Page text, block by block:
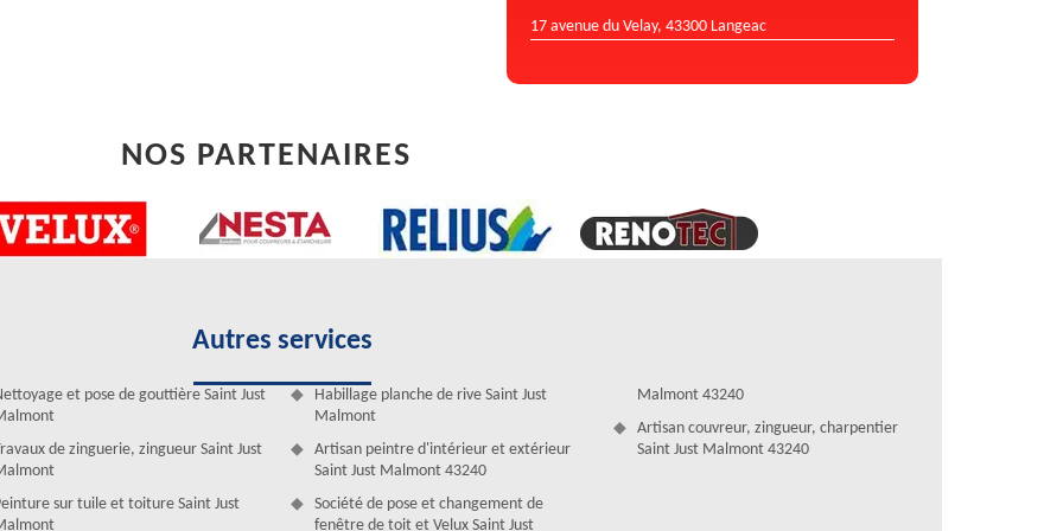
43240 ? L’entreprise Artisan Duculty David
C’est un indice de l’existence d’une infiltration de toiture. Confiez
Ses couvreurs commencent par protéger l’intérieur en posant
se mettent à la recherche de l’origine de la fuite de toiture en
les matériels dédiés (caméra, sonde…). Faites confiance au savoir-
17 avenue du Velay, 43300 Langeac
NOS PARTENAIRES
Autres services
et pose de gouttière Saint Just
de zinguerie, zingueur Saint Just
sur tuile et toiture Saint Just
Habillage planche de rive Saint Just
Malmont
Artisan peintre d'intérieur et extérieur
Saint Just Malmont 43240
Société de pose et changement de
fenêtre de toit et Velux Saint Just
Malmont 43240
Artisan couvreur, zingueur, charpentier
Saint Just Malmont 43240